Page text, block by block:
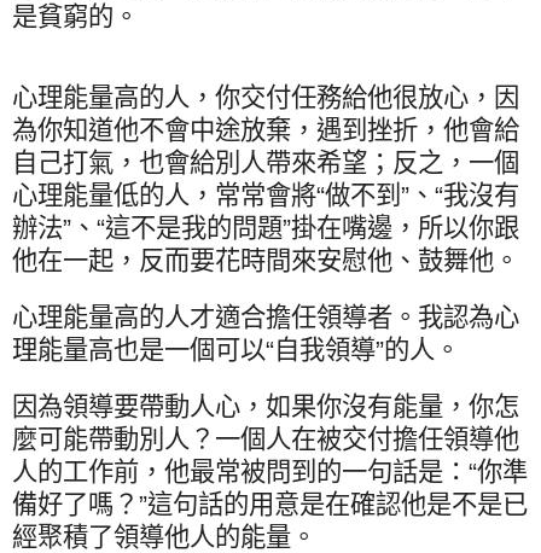
是貧窮的。
心理能量高的人，你交付任務給他很放心，因
為你知道他不會中途放棄，遇到挫折，他會給
自己打氣，也會給別人帶來希望；反之，一個
心理能量低的人，常常會將“做不到”、“我沒有
辦法”、“這不是我的問題”掛在嘴邊，所以你跟
他在一起，反而要花時間來安慰他、鼓舞他。
心理能量高的人才適合擔任領導者。我認為心
理能量高也是一個可以“自我領導”的人。
因為領導要帶動人心，如果你沒有能量，你怎
麼可能帶動別人？一個人在被交付擔任領導他
人的工作前，他最常被問到的一句話是：“你準
備好了嗎？”這句話的用意是在確認他是不是已
經聚積了領導他人的能量。